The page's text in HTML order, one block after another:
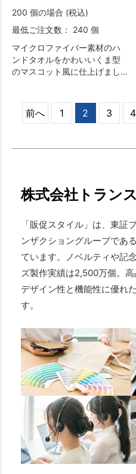
200 個の場合 (税込)
最低ご注文数： 240 個
マイクロファイバー素材のハ
ンドタオルをかわいいくま型
のマスコット風に仕上げまし
前へ 1 2 3 4
株式会社トラン
「販促スタイル」は、東証
ンザクショングループであ
ています。ノベルティや記
ズ製作実績は2,500万個。高
デザイン性と機能性に優れ
す。